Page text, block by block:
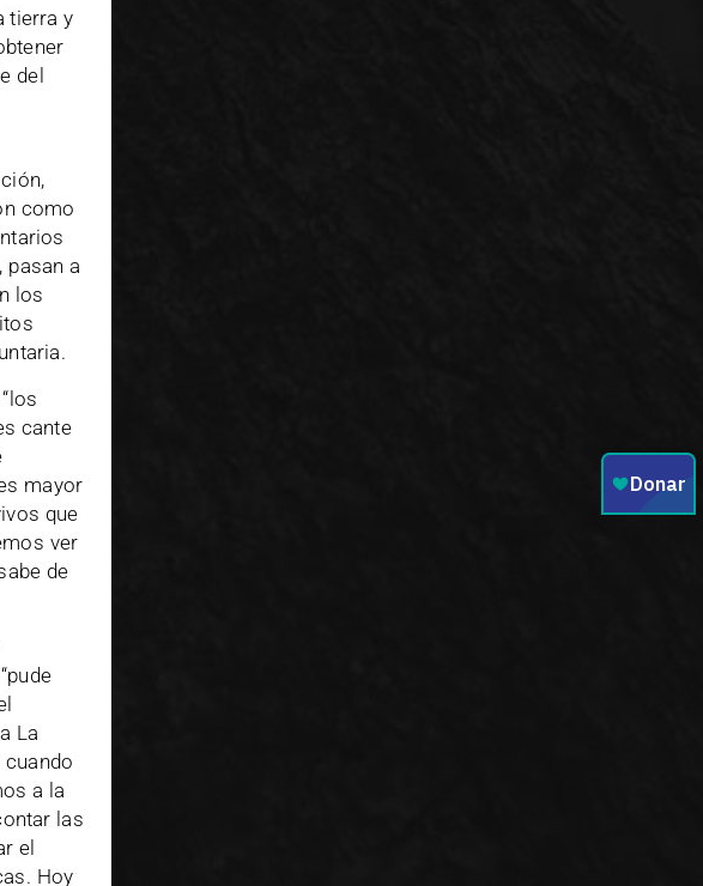
tierra y
del
como
pasan a
los
cante
mayor
que
ver
de
La
a la
las
el
Hoy